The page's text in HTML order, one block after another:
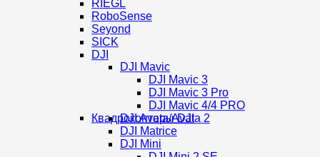
RIEGL
RoboSense
Seyond
SICK
DJI
Квадрокоптеры DJI
DJI Mavic
DJI Mavic 3
DJI Mavic 3 Pro
DJI Mavic 4/4 PRO
DJI Avata/Avata 2
DJI Matrice
DJI Mini